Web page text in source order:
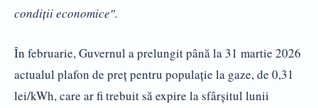
condiții economice″.
În februarie, Guvernul a prelungit până la 31 martie 2026
actualul plafon de preț pentru populație la gaze, de 0,31
lei/kWh, care ar fi trebuit să expire la sfârșitul lunii